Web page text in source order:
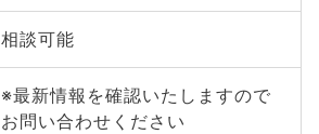
相談可能
※最新情報を確認いたしますので
お問い合わせください